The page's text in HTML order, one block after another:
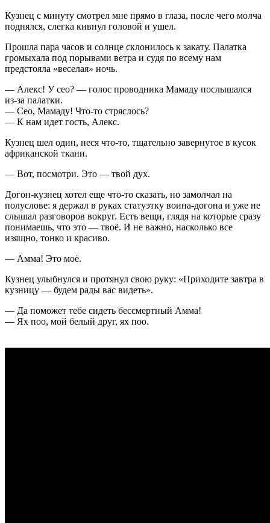
Кузнец с минуту смотрел мне прямо в глаза, после чего молча
поднялся, слегка кивнул головой и ушел.
Прошла пара часов и солнце склонилось к закату. Палатка
громыхала под порывами ветра и судя по всему нам
предстояла «веселая» ночь.
— Алекс! У сео? — голос проводника Мамаду послышался
из-за палатки.
— Сео, Мамаду! Что-то стряслось?
— К нам идет гость, Алекс.
Кузнец шел один, неся что-то, тщательно завернутое в кусок
африканской ткани.
— Вот, посмотри. Это — твой дух.
Догон-кузнец хотел еще что-то сказать, но замолчал на
полуслове: я держал в руках статуэтку воина-догона и уже не
слышал разговоров вокруг. Есть вещи, глядя на которые сразу
понимаешь, что это — твоё. И не важно, насколько все
изящно, тонко и красиво.
— Амма! Это моё.
Кузнец улыбнулся и протянул свою руку: «Приходите завтра в
кузницу — будем рады вас видеть».
— Да поможет тебе сидеть бессмертный Амма!
— Ях поо, мой белый друг, ях поо.